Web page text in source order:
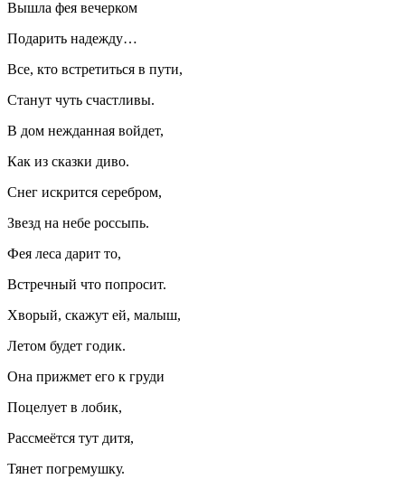
Вышла фея вечерком
Подарить надежду…
Все, кто встретиться в пути,
Станут чуть счастливы.
В дом нежданная войдет,
Как из сказки диво.
Снег искрится серебром,
Звезд на небе россыпь.
Фея леса дарит то,
Встречный что попросит.
Хворый, скажут ей, малыш,
Летом будет годик.
Она прижмет его к груди
Поцелует в лобик,
Рассмеётся тут дитя,
Тянет погремушку.